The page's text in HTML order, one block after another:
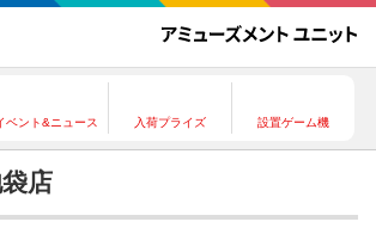
ベント&ニュース 入荷プライズ 設置ゲーム機
店